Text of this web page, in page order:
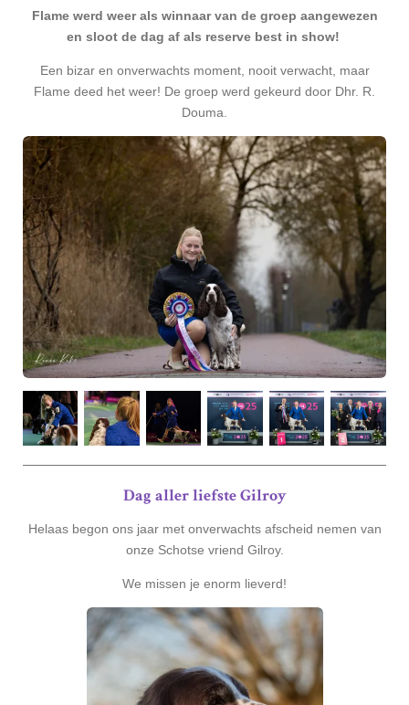
Flame werd weer als winnaar van de groep aangewezen
en sloot de dag af als reserve best in show!
Een bizar en onverwachts moment, nooit verwacht, maar
Flame deed het weer! De groep werd gekeurd door Dhr. R.
Douma.
Dag aller liefste Gilroy
Helaas begon ons jaar met onverwachts afscheid nemen van
onze Schotse vriend Gilroy.
We missen je enorm lieverd!